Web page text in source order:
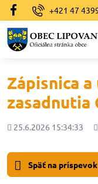
+421 47
Zápisnica
zasadnutia
Pridané
25.6.2026 15:34:33
Späť na príspevok